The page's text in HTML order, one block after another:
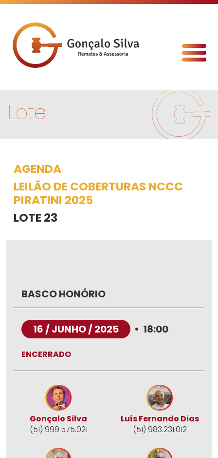
Lote
AGENDA
LEILÃO DE COBERTURAS NCCC
PIRATINI 2025
LOTE 23
BASCO HONÓRIO
16 / JUNHO / 2025 • 18:00
ENCERRADO
Gonçalo Silva
(51) 999.575.021
Luís Fernando Dias
(51) 983.231.012